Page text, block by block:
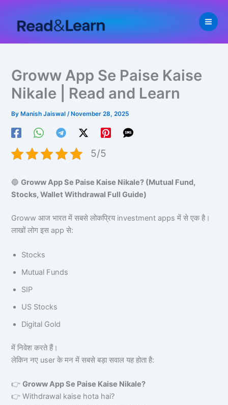
content
Groww App Se Paise Kaise
Nikale | Read and Learn
ByManish Jaiswal /November 28, 2025
5/5
🔵Groww App Se Paise Kaise Nikale? (Mutual Fund,
Stocks, Wallet Withdrawal Full Guide)
Groww आज भारत में सबसे लोकप्रिय investment apps में से एक है।
लाखों लोग इस app से:
Stocks
Mutual Funds
SIP
US Stocks
Digital Gold
में निवेश करते हैं।
लेकिन नए user के मन में सबसे बड़ा सवाल यह होता है:
👉Groww App Se Paise Kaise Nikale?
👉 Withdrawal kaise hota hai?